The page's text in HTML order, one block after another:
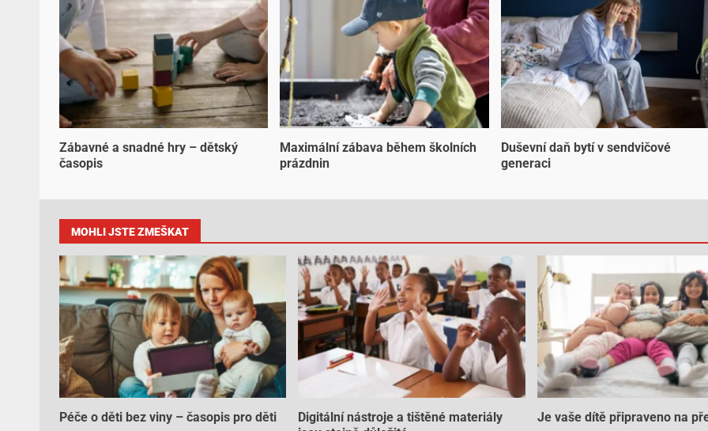
Zábavné a snadné hry – dětský
časopis
Maximální zábava během školních
prázdnin
Duševní daň bytí v sendvičové
generaci
MOHLI JSTE ZMEŠKAT
Péče o děti bez viny – časopis pro děti
Digitální nástroje a tištěné materiály
Je vaše dítě připraveno na